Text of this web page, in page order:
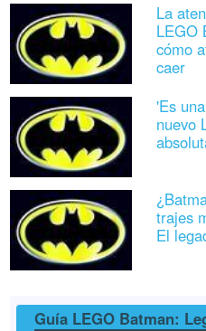
La
LEGO
cómo
caer
'Es
nuevo
trajes
El
Guía LEGO Batman: